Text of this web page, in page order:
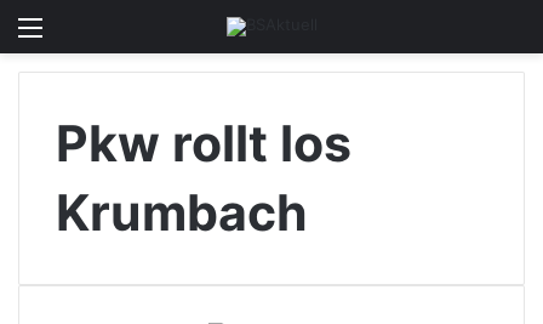
Pkw rollt los
Krumbach